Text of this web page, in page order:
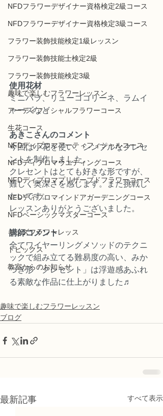
NFDフラワーデザイナー資格検定2級コース
NFDフラワーデザイナー資格検定3級コース
フラワー装飾技能検定1級レッスン
フラワー装飾技能士検定2級
フラワー装飾技能検定3級
趣味で楽しむフラワーレッスン
アーティフィシャルフラワーコース
生花コース
NFDディプロマアーティフィシャルコース
NFDディプロマウエディングコース
NFDディプロマプリザーブドフラワーコース
NFDディプロマインドアガーデニングコース
NFDベーシックマスターコース
キッズフラワーレッス
トピックス
教室からのお知らせ
使用花材
ミニバラ、リューココリーネ、ラムイ
ャーズなど
あきこさんのコメント
今回は小花を使い、シンプルなクレセ
ントを制作しました。
クレセントはとても好きな形ですが、
難しく奥深さを感じます。また挑戦し
たいです。
レッスンありがとうございました。
講師コメント
全てワイヤーリングメソッドのテクニ
ックで組み立てる難易度の高い、みか
づき形「クレセント」は浮遊感あふれ
る素敵な作品に仕上がりました♬
趣味で楽しむフラワーレッスン
ブログ
最新記事 すべて表示